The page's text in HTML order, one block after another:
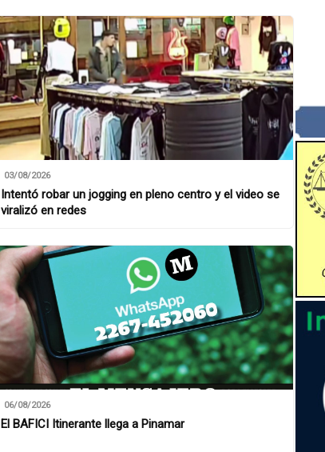
03/08/2026
Intentó robar un jogging en pleno centro y el video se
viralizó en redes
06/08/2026
El BAFICI Itinerante llega a Pinamar